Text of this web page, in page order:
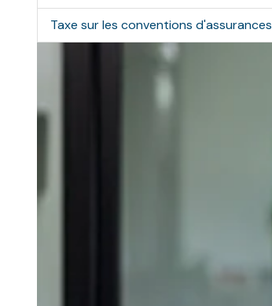
Taxe sur les conventions d'assurances